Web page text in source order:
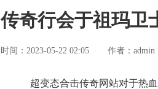
传奇行会于祖玛卫
时间：2023-05-22 02:05 作者： admin
超变态合击传奇网站对于热